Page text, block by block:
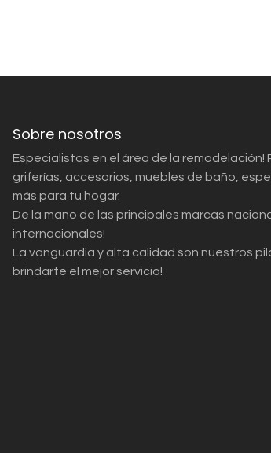
Sobre nosotros
Especialistas en el área de la remodelación!
griferías, accesorios, muebles de baño,
más para tu hogar.
De la mano de las principales marcas
internacionales!
La vanguardia y alta calidad son nuestros
brindarte el mejor servicio!